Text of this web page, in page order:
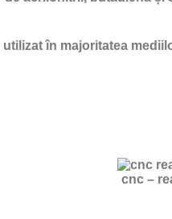
în majoritatea
cnc –